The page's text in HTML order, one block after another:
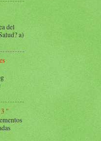
del
a)
3 "